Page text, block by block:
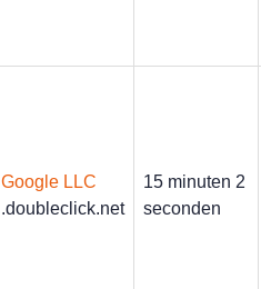
Google LLC
.doubleclick.net
15 minuten 2
seconden